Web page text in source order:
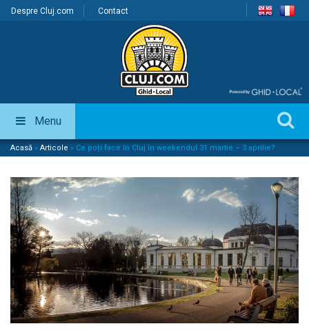
Despre Cluj.com Contact
Menu
Acasă » Articole » Ce poți face în Cluj în weekendul 31 martie – 3 aprilie?